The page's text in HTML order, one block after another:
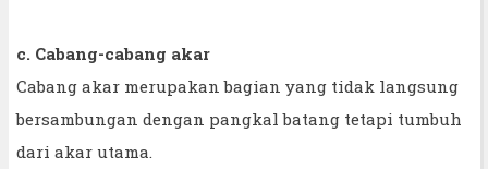
c. Cabang-cabang akar
Cabang akar merupakan bagian yang tidak langsung
bersambungan dengan pangkal batang tetapi tumbuh
dari akar utama.